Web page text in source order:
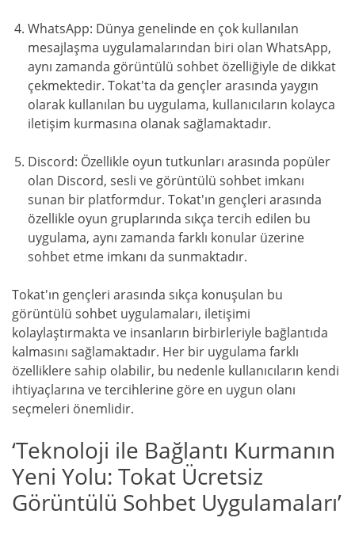
WhatsApp: Dünya genelinde en çok kullanılan
mesajlaşma uygulamalarından biri olan WhatsApp,
aynı zamanda görüntülü sohbet özelliğiyle de dikkat
çekmektedir. Tokat'ta da gençler arasında yaygın
olarak kullanılan bu uygulama, kullanıcıların kolayca
iletişim kurmasına olanak sağlamaktadır.
Discord: Özellikle oyun tutkunları arasında popüler
olan Discord, sesli ve görüntülü sohbet imkanı
sunan bir platformdur. Tokat'ın gençleri arasında
özellikle oyun gruplarında sıkça tercih edilen bu
uygulama, aynı zamanda farklı konular üzerine
sohbet etme imkanı da sunmaktadır.
Tokat'ın gençleri arasında sıkça konuşulan bu
görüntülü sohbet uygulamaları, iletişimi
kolaylaştırmakta ve insanların birbirleriyle bağlantıda
kalmasını sağlamaktadır. Her bir uygulama farklı
özelliklere sahip olabilir, bu nedenle kullanıcıların kendi
ihtiyaçlarına ve tercihlerine göre en uygun olanı
seçmeleri önemlidir.
‘Teknoloji ile Bağlantı Kurmanın
Yeni Yolu: Tokat Ücretsiz
Görüntülü Sohbet Uygulamaları’